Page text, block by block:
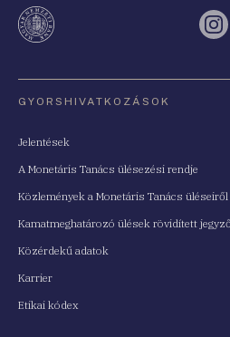
GYORSHIVATKOZÁSOK
Jelentések
A Monetáris Tanács ülésezési rendje
Közlemények a Monetáris Tanács üléseiről
Kamatmeghatározó ülések rövidített
Közérdekű adatok
Karrier
Etikai kódex